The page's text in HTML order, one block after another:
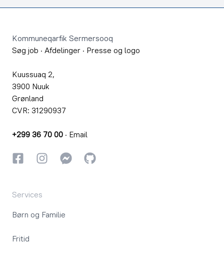
Kommuneqarfik Sermersooq
Søg job · Afdelinger · Presse og logo
Kuussuaq 2,
3900 Nuuk
Grønland
CVR: 31290937
+299 36 70 00 · Email
FacebookInstagramInstagram
GitHub
Services
Børn og Familie
Fritid